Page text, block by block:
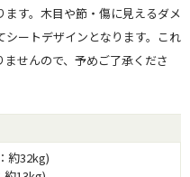
す。木目や節・傷に見えるダメ
ートデザインとなります。これ
せんので、予めご了承くださ
約32kg)